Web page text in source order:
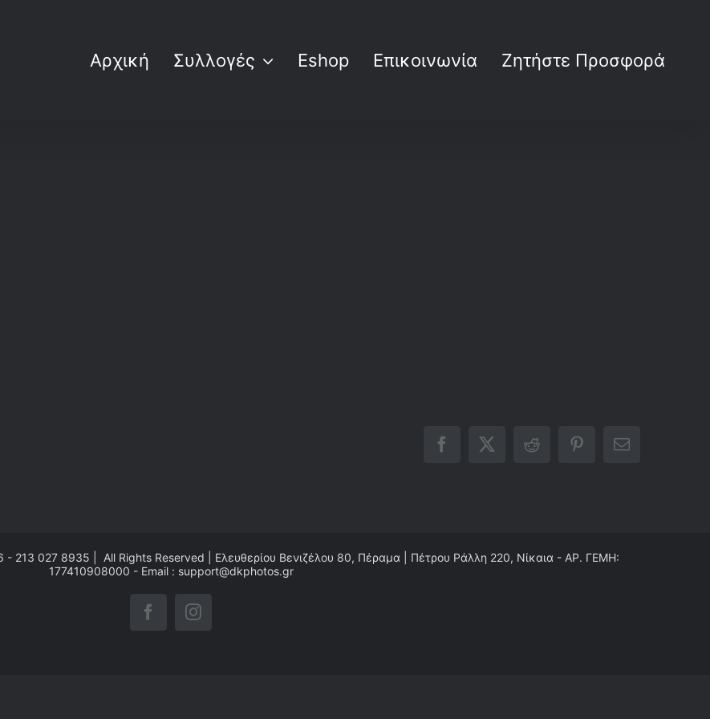
Αρχική Συλλογές Eshop Επικοινωνία Ζητήστε Προσφορά
Facebook
X RedditPinterestEmail
- 213 027 8935 | All Rights Reserved | Ελευθερίου Βενιζέλου 80, Πέραμα | Πέτρου Ράλλη 220, Νίκαια - ΑΡ. ΓΕΜΗ:
177410908000 - Email : support@dkphotos.gr
FacebookInstagram